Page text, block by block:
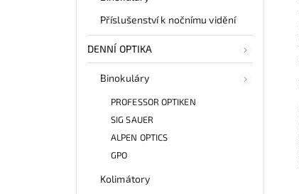
Příslušenství k nočnímu vidění
DENNÍ OPTIKA
Binokuláry
PROFESSOR OPTIKEN
SIG SAUER
ALPEN OPTICS
GPO
Kolimátory